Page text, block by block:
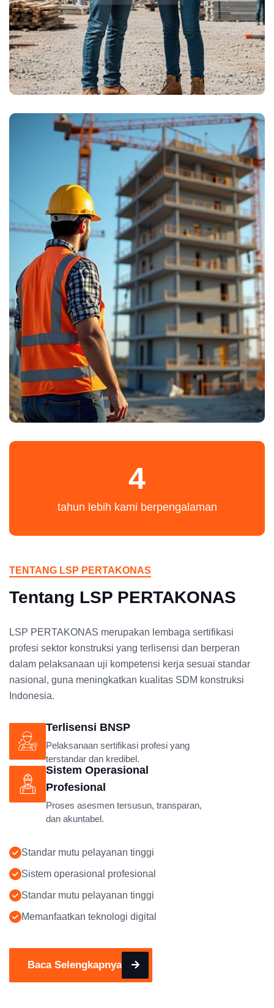
4
tahun lebih kami berpengalaman
TENTANG LSP PERTAKONAS
Tentang LSP PERTAKONAS
LSP PERTAKONAS merupakan lembaga sertifikasi
profesi sektor konstruksi yang terlisensi dan berperan
dalam pelaksanaan uji kompetensi kerja sesuai standar
nasional, guna meningkatkan kualitas SDM konstruksi
Indonesia.
Terlisensi BNSP
Pelaksanaan sertifikasi profesi yang
terstandar dan kredibel.
Sistem Operasional
Profesional
Proses asesmen tersusun, transparan,
dan akuntabel.
Standar mutu pelayanan tinggi
Sistem operasional profesional
Standar mutu pelayanan tinggi
Memanfaatkan teknologi digital
Baca Selengkapnya